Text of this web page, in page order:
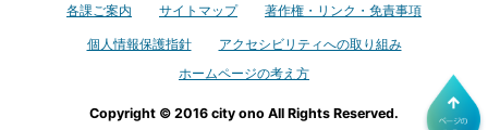
各課ご案内 サイトマップ 著作権・リンク・免責事項
個人情報保護指針
アクセシビリティへの取り組み
ホームページの考え方
Copyright © 2016 city ono All Rights Reserved.